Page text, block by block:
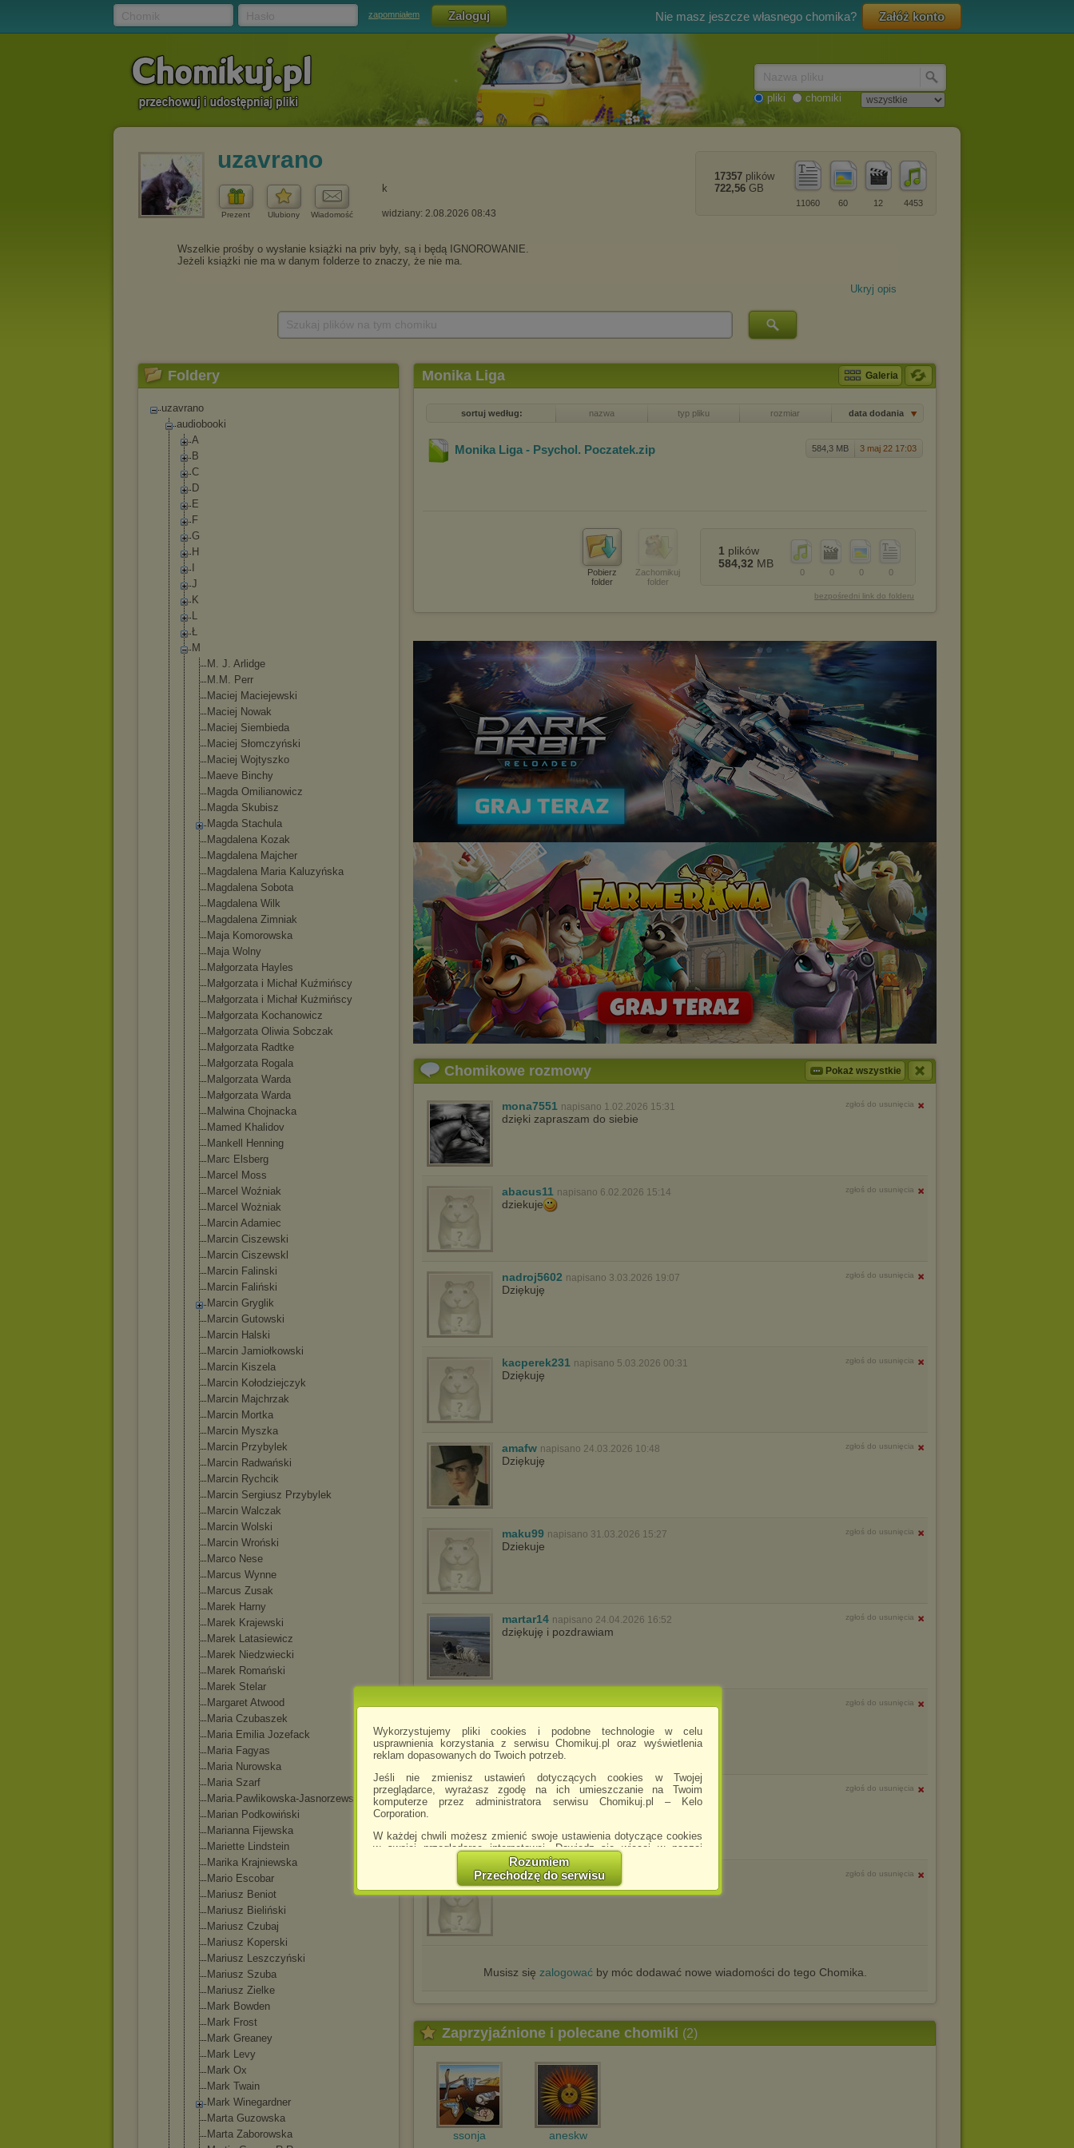
Wykorzystujemy pliki cookies i podobne technologie w celu
usprawnienia korzystania z serwisu Chomikuj.pl oraz wyświetlenia
reklam dopasowanych do Twoich potrzeb.
Jeśli nie zmienisz ustawień dotyczących cookies w Twojej
przeglądarce, wyrażasz zgodę na ich umieszczanie na Twoim
komputerze przez administratora serwisu Chomikuj.pl – Kelo
Corporation.
W każdej chwili możesz zmienić swoje ustawienia dotyczące cookies
w swojej przeglądarce internetowej. Dowiedz się więcej w naszej
http://chomikuj.pl/PolitykaPrywatnosci.aspx
Jednocześnie informujemy że zmiana ustawień przeglądarki może
spowodować ograniczenie korzystania ze strony Chomikuj.pl.
W przypadku braku twojej zgody na akceptację cookies niestety
prosimy o opuszczenie serwisu chomikuj.pl.
wyświetlona przypadkowo.
Istnieje możliwość zmiany ustawień przeglądarki internetowej w
urządzeniu końcowym. Można również usunąć pliki cookies,
dokonując odpowiednich zmian w ustawieniach przeglądarki
Pełną informację na ten temat znajdziesz pod adresem
http://chomikuj.pl/PolitykaPrywatnosci.aspx.
Rozumiem
Przechodzę do serwisu
zapomniałem Nie masz jeszcze własnego chomika? Załóż konto
pliki chomiki
uzavrano
Prezent Ulubiony Wiadomość
k
widziany: 2.08.2026 08:43
4453
12
60
11060
17357 plików
722,56 GB
Ukryj opis
Foldery
uzavrano
audiobooki
A
B
C
D
E
F
G
H
J
K
L
Ł
M
M. J. Arlidge
M.M. Perr
Maciej Maciejewski
Maciej Nowak
Maciej Siembieda
Maciej Słomczyński
Maciej Wojtyszko
Maeve Binchy
Magda Omilianowicz
Magda Skubisz
Magda Stachula
Magdalena Kozak
Magdalena Majcher
Magdalena Maria Kaluzyńska
Magdalena Sobota
Magdalena Wilk
Magdalena Zimniak
Maja Komorowska
Maja Wolny
Małgorzata Hayles
Małgorzata i Michał Kuźmińscy
Małgorzata i Michał Kużmińscy
Małgorzata Kochanowicz
Małgorzata Oliwia Sobczak
Małgorzata Radtke
Małgorzata Rogala
Malgorzata Warda
Małgorzata Warda
Malwina Chojnacka
Mamed Khalidov
Mankell Henning
Marc Elsberg
Marcel Moss
Marcel Woźniak
Marcel Wożniak
Marcin Adamiec
Marcin Ciszewski
Marcin Ciszewskl
Marcin Falinski
Marcin Faliński
Marcin Gryglik
Marcin Gutowski
Marcin Halski
Marcin Jamiołkowski
Marcin Kiszela
Marcin Kołodziejczyk
Marcin Majchrzak
Marcin Mortka
Marcin Myszka
Marcin Przybylek
Marcin Radwański
Marcin Rychcik
Marcin Sergiusz Przybylek
Marcin Walczak
Marcin Wolski
Marcin Wroński
Marco Nese
Marcus Wynne
Marcus Zusak
Marek Harny
Marek Krajewski
Marek Latasiewicz
Marek Niedzwiecki
Marek Romański
Marek Stelar
Margaret Atwood
Maria Czubaszek
Maria Emilia Jozefack
Maria Fagyas
Maria Nurowska
Maria Szarf
Maria.Pawli kowska-Jasnorzewska
Marian Podkowiński
Marianna Fijewska
Mariette Lindstein
Marika Krajniewska
Mario Escobar
Mariusz Beniot
Mariusz Bieliński
Mariusz Czubaj
Mariusz Koperski
Mariusz Leszczyński
Mariusz Szuba
Mariusz Zielke
Mark Bowden
Mark Frost
Mark Greaney
Mark Levy
Mark Ox
Mark Twain
Mark Winegardner
Marta Guzowska
Marta Zaborowska
Monika Liga Galeria
sortuj według: nazwa typ pliku rozmiar data dodania
584,3 MB 3 maj 22 17:03
Monika Liga - Psychol. Poczatek.zip
Pobierz
folder
Zachomikuj
folder
0
0
0
0
1 plików
584,32 MB
bezpośredni link do folderu
Chomikowe rozmowy Pokaż wszystkie
mona7551 napisano 1.02.2026 15:31 zgłoś do usunięcia
dzięki zapraszam do siebie
abacus11 napisano 6.02.2026 15:14 zgłoś do usunięcia
dziekuje
nadroj5602 napisano 3.03.2026 19:07 zgłoś do usunięcia
Dziękuję
kacperek231 napisano 5.03.2026 00:31 zgłoś do usunięcia
Dziękuję
amafw napisano 24.03.2026 10:48 zgłoś do usunięcia
Dziękuję
maku99 napisano 31.03.2026 15:27 zgłoś do usunięcia
Dziekuje
martar14 napisano 24.04.2026 16:52 zgłoś do usunięcia
dziękuję i pozdrawiam
sharon70 napisano 21.05.2026 17:45 zgłoś do usunięcia
plpija napisano 10.06.2026 21:53 zgłoś do usunięcia
dziękuję
lileath1 napisano 20.06.2026 21:29 zgłoś do usunięcia
Dziękuję
Musisz się zalogowaćby móc dodawać nowe wiadomości do tego Chomika.
Zaprzyjaźnione i polecane chomiki (2)
ssonja aneskw